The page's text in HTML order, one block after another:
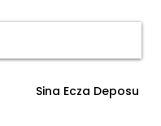
Sina Ecza Deposu